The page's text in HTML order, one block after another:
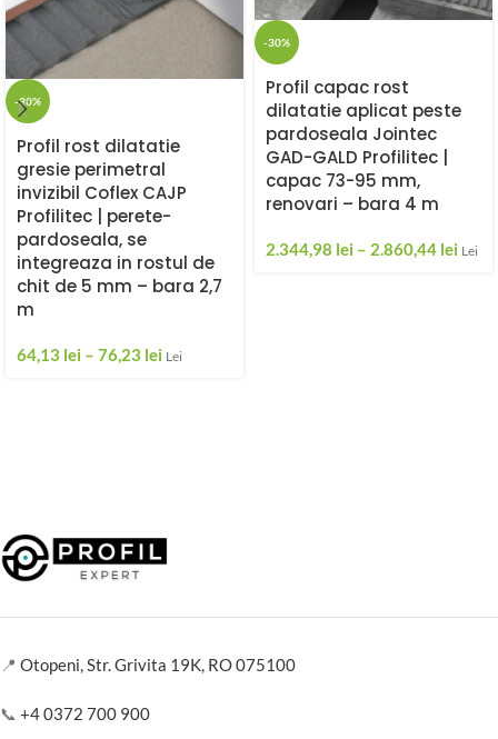
-30%
Profil rost dilatatie
gresie perimetral
invizibil Coflex CAJP
Profilitec | perete-
pardoseala, se
integreaza in rostul de
chit de 5 mm – bara 2,7
m
64,13 lei – 76,23 lei Lei
-30%
Profil capac rost
dilatatie aplicat peste
pardoseala Jointec
GAD-GALD Profilitec |
capac 73-95 mm,
renovari – bara 4 m
2.344,98 lei – 2.860,44 lei Lei
📍 Otopeni, Str. Grivita 19K, RO 075100
📞 +4 0372 700 900